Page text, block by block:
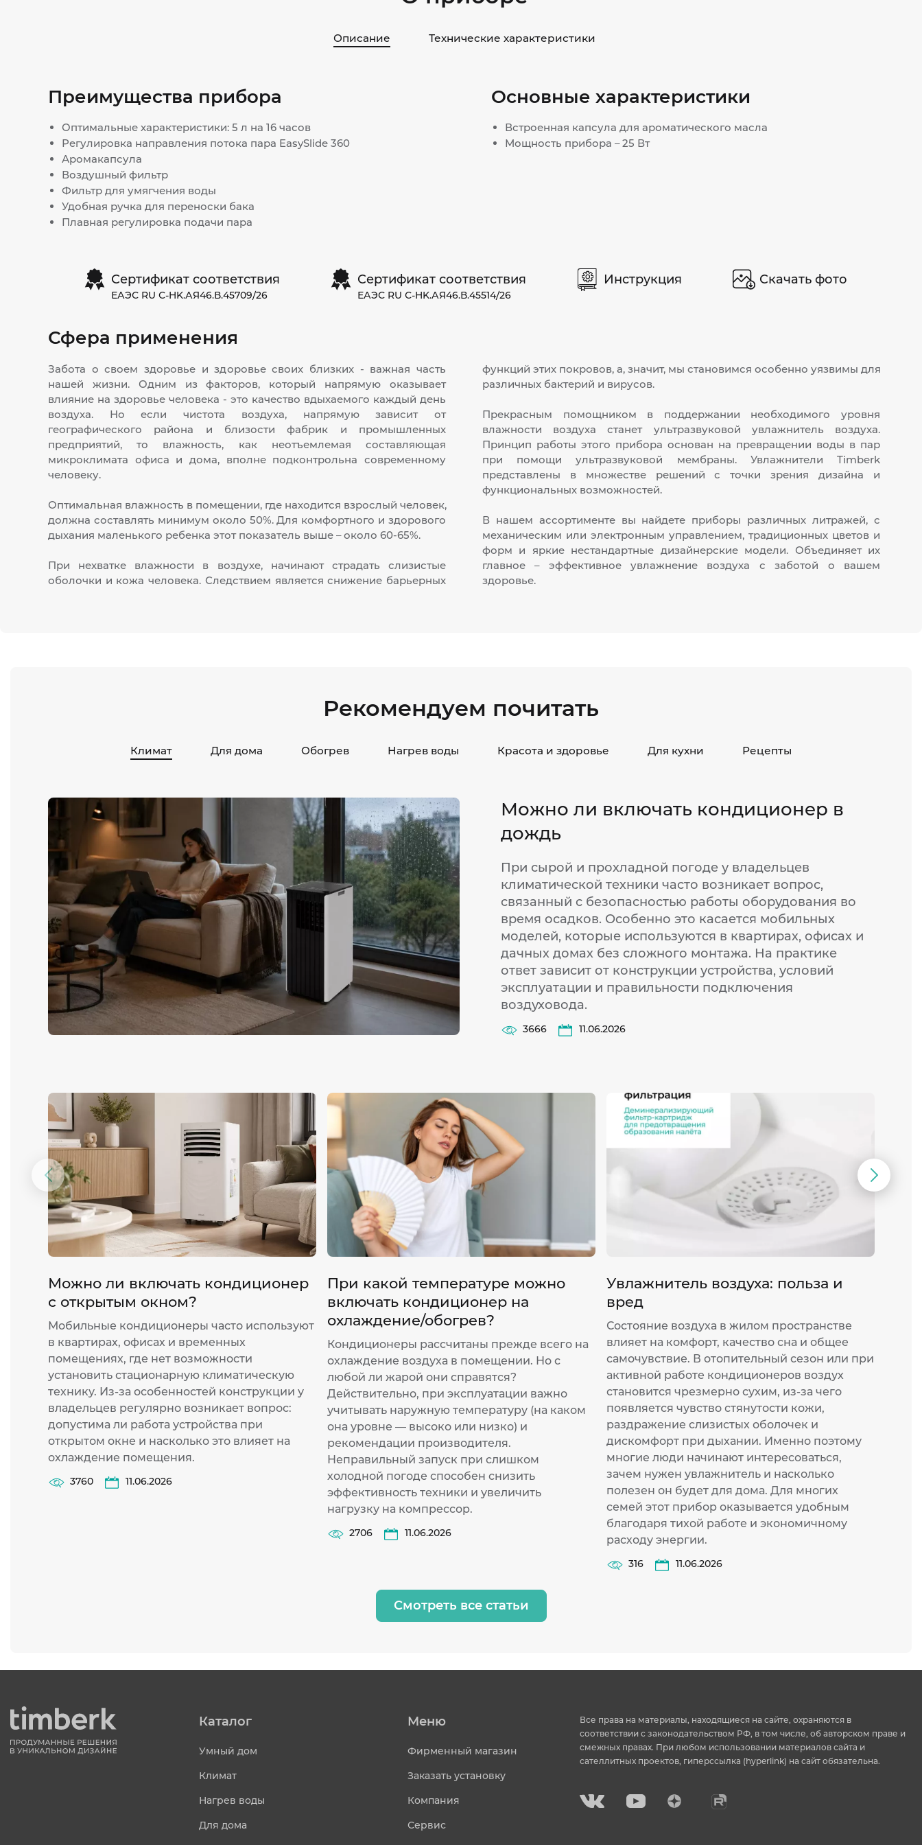
Описание Технические характеристики
Преимущества прибора
Оптимальные характеристики: 5 л на 16 часов
Регулировка направления потока пара EasySlide 360
Аромакапсула
Воздушный фильтр
Фильтр для умягчения воды
Удобная ручка для переноски бака
Плавная регулировка подачи пара
Основные характеристики
Встроенная капсула для ароматического масла
Мощность прибора – 25 Вт
Сертификат соответствия
ЕАЭС RU С-HK.АЯ46.В.45709/26
Сертификат соответствия
ЕАЭС RU С-HK.АЯ46.В.45514/26
Инструкция Скачать фото
Сфера применения
Забота о своем здоровье и здоровье своих близких - важная часть
нашей жизни. Одним из факторов, который напрямую оказывает
влияние на здоровье человека - это качество вдыхаемого каждый день
воздуха. Но если чистота воздуха, напрямую зависит от
географического района и близости фабрик и промышленных
предприятий, то влажность, как неотъемлемая составляющая
микроклимата офиса и дома, вполне подконтрольна современному
человеку.
Оптимальная влажность в помещении, где находится взрослый человек,
должна составлять минимум около 50%. Для комфортного и здорового
дыхания маленького ребенка этот показатель выше – около 60-65%.
При нехватке влажности в воздухе, начинают страдать слизистые
оболочки и кожа человека. Следствием является снижение барьерных
функций этих покровов, а, значит, мы становимся особенно уязвимы для
различных бактерий и вирусов.
Прекрасным помощником в поддержании необходимого уровня
влажности воздуха станет ультразвуковой увлажнитель воздуха.
Принцип работы этого прибора основан на превращении воды в пар
при помощи ультразвуковой мембраны. Увлажнители Timberk
представлены в множестве решений с точки зрения дизайна и
функциональных возможностей.
В нашем ассортименте вы найдете приборы различных литражей, с
механическим или электронным управлением, традиционных цветов и
форм и яркие нестандартные дизайнерские модели. Объединяет их
главное – эффективное увлажнение воздуха с заботой о вашем
здоровье.
Рекомендуем почитать
Климат Для дома Обогрев Нагрев воды Красота и здоровье Для кухни Рецепты
Можно ли включать кондиционер в
дождь
При сырой и прохладной погоде у владельцев
климатической техники часто возникает вопрос,
связанный с безопасностью работы оборудования во
время осадков. Особенно это касается мобильных
моделей, которые используются в квартирах, офисах и
дачных домах без сложного монтажа. На практике
ответ зависит от конструкции устройства, условий
эксплуатации и правильности подключения
воздуховода.
3666 11.06.2026
Предыдущий
слайд
Можно ли включать кондиционер
с открытым окном?
Мобильные кондиционеры часто используют
в квартирах, офисах и временных
помещениях, где нет возможности
установить стационарную климатическую
технику. Из-за особенностей конструкции у
владельцев регулярно возникает вопрос:
допустима ли работа устройства при
открытом окне и насколько это влияет на
охлаждение помещения.
3760 11.06.2026
При какой температуре можно
включать кондиционер на
охлаждение/обогрев?
Кондиционеры рассчитаны прежде всего на
охлаждение воздуха в помещении. Но с
любой ли жарой они справятся?
Действительно, при эксплуатации важно
учитывать наружную температуру (на каком
она уровне — высоко или низко) и
рекомендации производителя.
Неправильный запуск при слишком
холодной погоде способен снизить
эффективность техники и увеличить
нагрузку на компрессор.
2706 11.06.2026
Увлажнитель воздуха: польза и
вред
Состояние воздуха в жилом пространстве
влияет на комфорт, качество сна и общее
самочувствие. В отопительный сезон или при
активной работе кондиционеров воздух
становится чрезмерно сухим, из-за чего
появляется чувство стянутости кожи,
раздражение слизистых оболочек и
дискомфорт при дыхании. Именно поэтому
многие люди начинают интересоваться,
зачем нужен увлажнитель и насколько
полезен он будет для дома. Для многих
семей этот прибор оказывается удобным
благодаря тихой работе и экономичному
расходу энергии.
316 11.06.2026
Смотреть все статьи
Каталог
Умный дом
Климат
Нагрев воды
Для дома
Меню
Фирменный магазин
Заказать установку
Компания
Сервис
Все права на материалы, находящиеся на сайте, охраняются в
соответствии с законодательством РФ, в том числе, об авторском праве и
смежных правах. При любом использовании материалов сайта и
сателлитных проектов, гиперссылка (hyperlink) на сайт обязательна.